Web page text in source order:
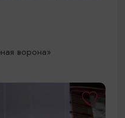
ворона»